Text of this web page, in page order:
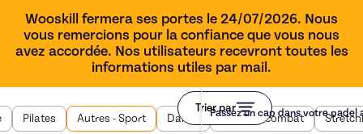
Wooskill fermera ses portes le 24/07/2026. Nous
vous remercions pour la confiance que vous nous
avez accordée. Nos utilisateurs recevront toutes les
informations utiles par mail.
Pilates Autres - Sport Danse Sport de combat
Trier par
Passez un cap dans votre padel